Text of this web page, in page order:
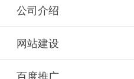
公司介绍
网站建设
百度推广